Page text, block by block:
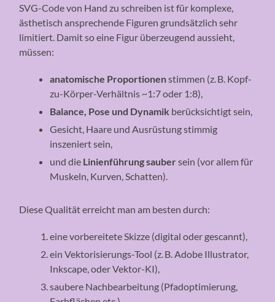
SVG-Code von Hand zu schreiben ist für komplexe,
ästhetisch ansprechende Figuren grundsätzlich sehr
limitiert. Damit so eine Figur überzeugend aussieht,
müssen:
anatomische Proportionenstimmen (z. B. Kopf-
zu-Körper-Verhältnis ~1:7 oder 1:8),
Balance, Pose und Dynamik berücksichtigt sein,
Gesicht, Haare und Ausrüstung stimmig
inszeniert sein,
und die Linienführung saubersein (vor allem für
Muskeln, Kurven, Schatten).
Diese Qualität erreicht man am besten durch:
eine vorbereitete Skizze (digital oder gescannt),
ein Vektorisierungs-Tool (z. B. Adobe Illustrator,
Inkscape, oder Vektor-KI),
saubere Nachbearbeitung (Pfadoptimierung,